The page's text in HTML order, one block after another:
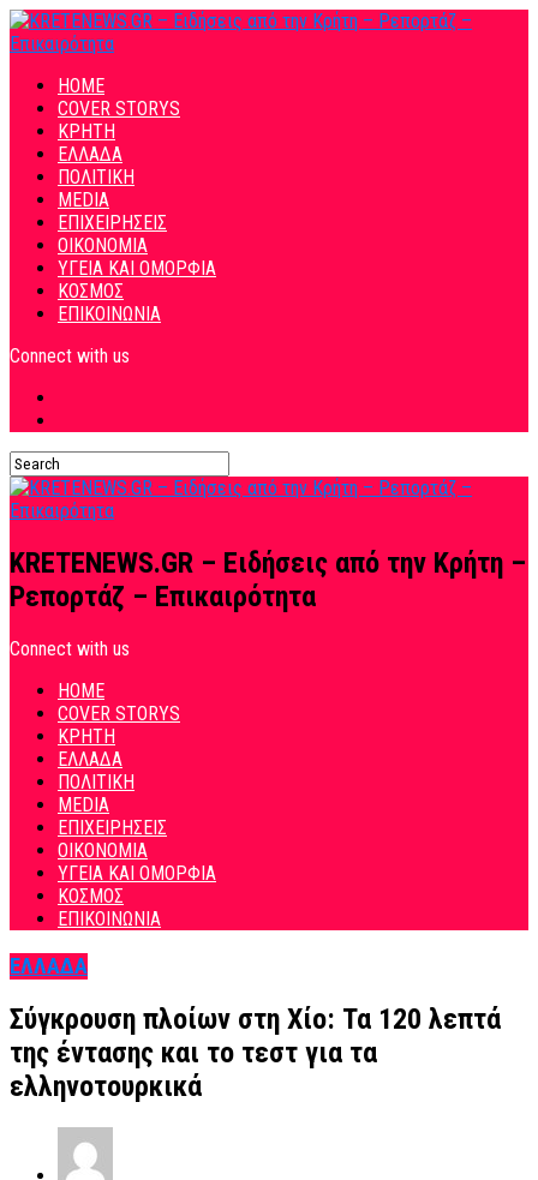
HOME
COVER STORYS
ΚΡΗΤΗ
ΕΛΛΑΔΑ
ΠΟΛΙΤΙΚΗ
MEDIA
ΕΠΙΧΕΙΡΗΣΕΙΣ
ΟΙΚΟΝΟΜΙΑ
ΥΓΕΙΑ ΚΑΙ ΟΜΟΡΦΙΑ
ΚΟΣΜΟΣ
ΕΠΙΚΟΙΝΩΝΙΑ
Connect with us
KRETENEWS.GR – Ειδήσεις από την Κρήτη –
Ρεπορτάζ – Επικαιρότητα
Connect with us
HOME
COVER STORYS
ΚΡΗΤΗ
ΕΛΛΑΔΑ
ΠΟΛΙΤΙΚΗ
MEDIA
ΕΠΙΧΕΙΡΗΣΕΙΣ
ΟΙΚΟΝΟΜΙΑ
ΥΓΕΙΑ ΚΑΙ ΟΜΟΡΦΙΑ
ΚΟΣΜΟΣ
ΕΠΙΚΟΙΝΩΝΙΑ
ΕΛΛΑΔΑ
Σύγκρουση πλοίων στη Χίο: Τα 120 λεπτά
της έντασης και το τεστ για τα
ελληνοτουρκικά